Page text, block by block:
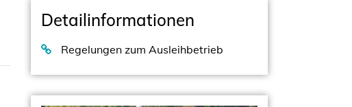
Detailinformationen
Regelungen zum Ausleihbetrieb